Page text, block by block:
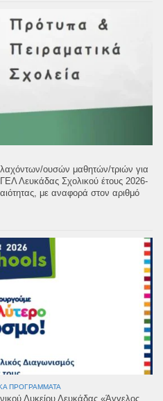
ουσών μαθητών/τριών για
Λευκάδας Σχολικού έτους 2026-
με αναφορά στον αριθμό
ΠΡΟΓΡΆΜΜΑΤΑ